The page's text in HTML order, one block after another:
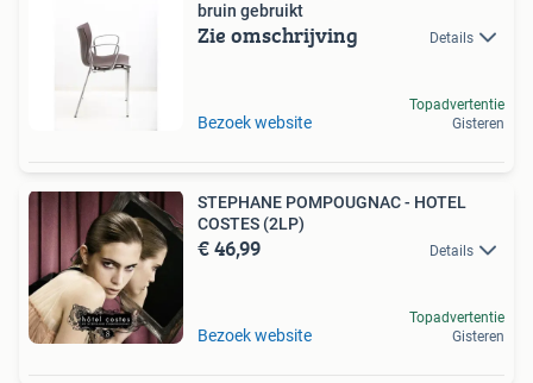
bruin gebruikt
Zie omschrijving Details
Bezoek website
Topadvertentie
Gisteren
STEPHANE POMPOUGNAC - HOTEL
COSTES (2LP)
€ 46,99 Details
Bezoek website
Topadvertentie
Gisteren